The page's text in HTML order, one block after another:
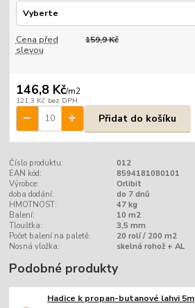
Cena před
slevou
159,9 Kč
146,8 Kč/m2
121,3 Kč bez DPH
Přidat do košíku
Číslo produktu:
012
EAN kód:
8594181080101
Výrobce:
Orlibit
doba dodání:
do 7 dnů
HMOTNOST:
47 kg
Balení:
10 m2
Tloušťka:
3,5 mm
Počet balení na paletě:
20 rolí / 200 m2
Nosná vložka:
skelná rohož + AL
Podobné produkty
Hadice k propan-butanové lahvi 5m